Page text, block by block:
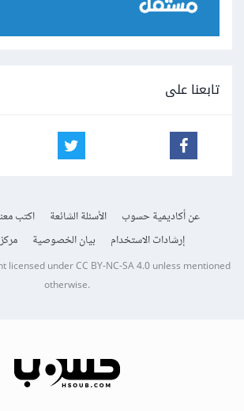
تابعنا على
عن أكاديمية حسوب الأسئلة الشائعة اكتب معنا
إرشادات الاستخدام
بيان الخصوصية
licensed underCC BY-NC-SA 4.0unless mentioned
otherwise.